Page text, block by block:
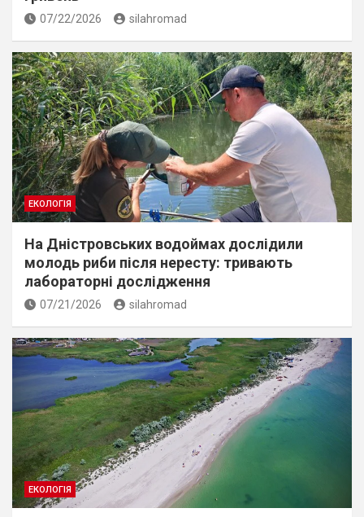
07/22/2026 silahromad
ЕКОЛОГІЯ
На Дністровських водоймах дослідили
молодь риби після нересту: тривають
лабораторні дослідження
07/21/2026 silahromad
ЕКОЛОГІЯ